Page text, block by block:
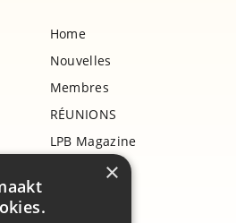
Home
Nouvelles
Membres
RÉUNIONS
LPB Magazine
×